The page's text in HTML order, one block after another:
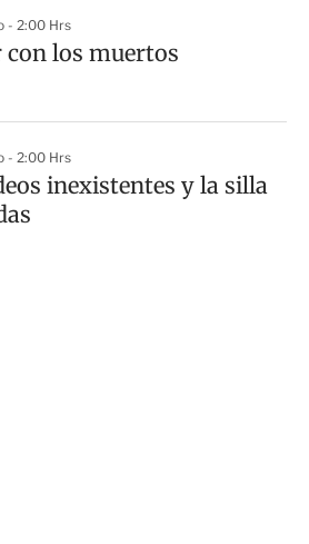
- 2:00 Hrs
con los muertos
- 2:00 Hrs
inexistentes y la silla